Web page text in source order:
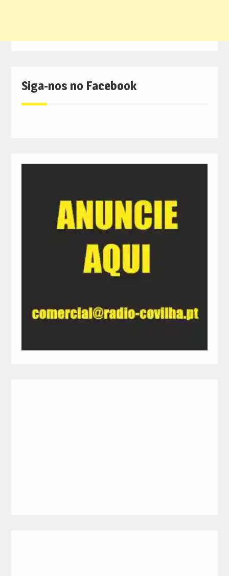
Siga-nos no Facebook